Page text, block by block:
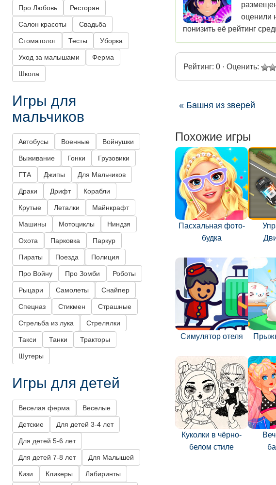
оценили
понизить её рейтинг
Рейтинг: 0 · Оценить:
« Башня из зверей
Похожие игры
Пасхальная фото-
будка
Симулятор отеля
Куколки в чёрно-
белом стиле
Про Любовь Ресторан
Салон красоты Свадьба
Стоматолог Тесты Уборка
Уход за малышами Ферма
Школа
Игры для
мальчиков
Автобусы Военные Войнушки
Выживание Гонки Грузовики
ГТА Джипы Для Мальчиков
Драки Дрифт Корабли
Крутые Леталки Майнкрафт
Машины Мотоциклы Ниндзя
Охота Парковка Паркур
Пираты Поезда Полиция
Про Войну Про Зомби Роботы
Рыцари Самолеты Снайпер
Спецназ Стикмен Страшные
Стрельба из лука Стрелялки
Такси Танки Тракторы
Шутеры
Игры для детей
Веселая ферма Веселые
Детские Для детей 3-4 лет
Для детей 5-6 лет
Для детей 7-8 лет Для Малышей
Кизи Кликеры Лабиринты